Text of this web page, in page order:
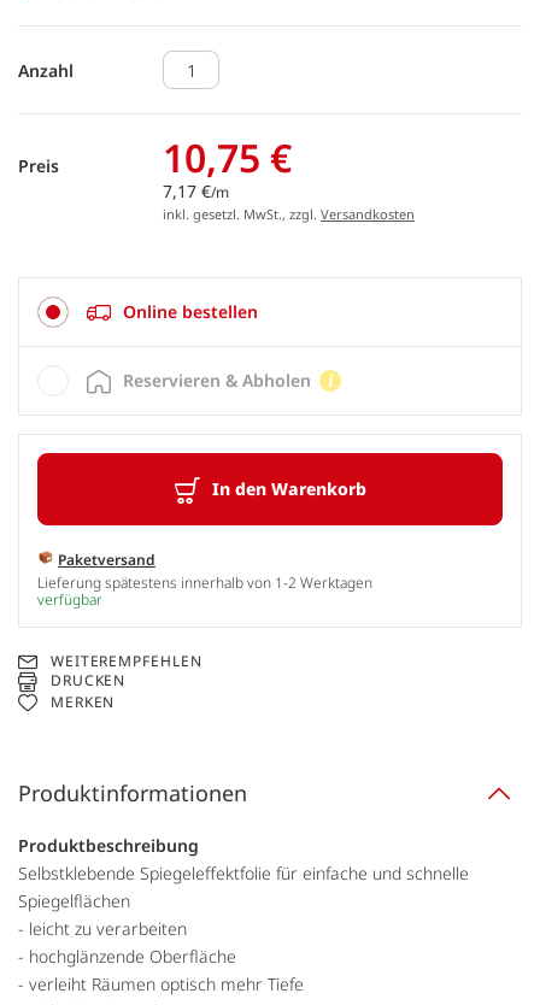
Anzahl
Preis 10,75 €
7,17 €/m
inkl. gesetzl. MwSt., zzgl. Versandkosten
Online bestellen
In den Warenkorb
Paketversand
Lieferung spätestens innerhalb von 1-2 Werktagen
verfügbar
Reservieren & Abholen
WEITEREMPFEHLEN
DRUCKEN
MERKEN
Produktinformationen
Produktbeschreibung
Selbstklebende Spiegeleffektfolie für einfache und schnelle
Spiegelflächen
- leicht zu verarbeiten
- hochglänzende Oberfläche
- verleiht Räumen optisch mehr Tiefe